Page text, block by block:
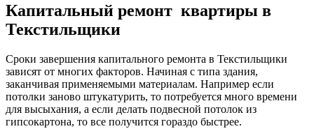
Капитальный ремонт квартиры в
Текстильщики
Сроки завершения капитального ремонта в Текстильщики
зависят от многих факторов. Начиная с типа здания,
заканчивая применяемыми материалам. Например если
потолки заново штукатурить, то потребуется много времени
для высыхания, а если делать подвесной потолок из
гипсокартона, то все получится гораздо быстрее.